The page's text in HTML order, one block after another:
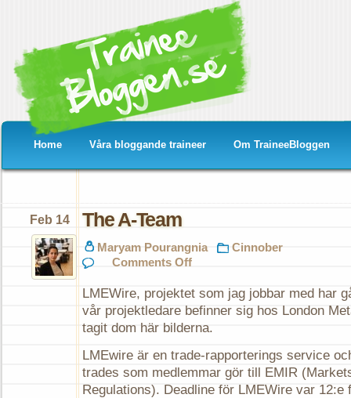
Home Våra bloggande traineer Om TraineeBloggen
The A-Team
Feb 14
Maryam Pourangnia
Cinnober
Comments Off
Team
LMEWire, projektet som jag jobbar med har
vår projektledare befinner sig hos London
tagit dom här bilderna.
LMEwire är en trade-rapporterings service
trades som medlemmar gör till EMIR
Regulations). Deadline för LMEWire var 12:e